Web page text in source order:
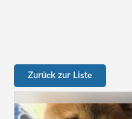
Zurück zur Liste